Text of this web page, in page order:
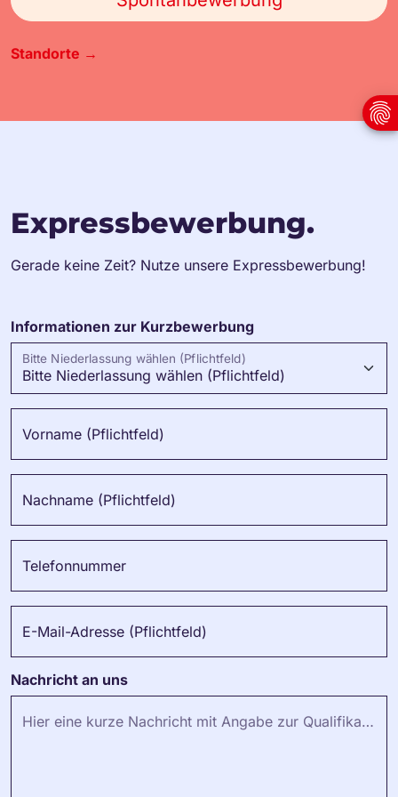
Standorte →
Expressbewerbung.
Gerade keine Zeit? Nutze unsere Expressbewerbung!
Informationen zur Kurzbewerbung
Bitte Niederlassung wählen (Pflichtfeld)
Vorname (Pflichtfeld)
Nachname (Pflichtfeld)
Telefonnummer
E-Mail-Adresse (Pflichtfeld)
Nachricht an uns
Hier eine kurze Nachricht mit Angabe zur Qualifikation einfügen